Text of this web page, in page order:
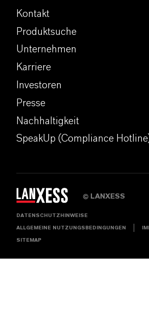
Kontakt
Produktsuche
Unternehmen
Karriere
Investoren
Presse
Nachhaltigkeit
SpeakUp (Compliance
© LANXESS
DATENSCHUTZHINWEISE
ALLGEMEINE NUTZUNGSBEDINGUNGEN
SITEMAP